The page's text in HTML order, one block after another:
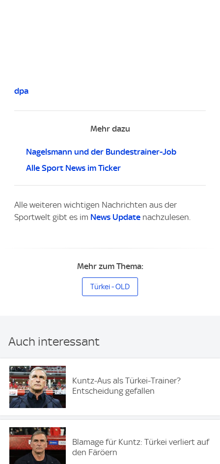
dpa
Mehr dazu
Nagelsmann und der Bundestrainer-Job
Alle Sport News im Ticker
Alle weiteren wichtigen Nachrichten aus der
Sportwelt gibt es im News Update nachzulesen.
Mehr zum Thema:
Türkei - OLD
Auch interessant
Kuntz-Aus als Türkei-Trainer?
Entscheidung gefallen
Blamage für Kuntz: Türkei verliert auf
den Färöern